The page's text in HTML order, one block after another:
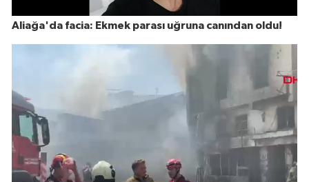
Aliağa'da facia: Ekmek parası uğruna canından oldu!